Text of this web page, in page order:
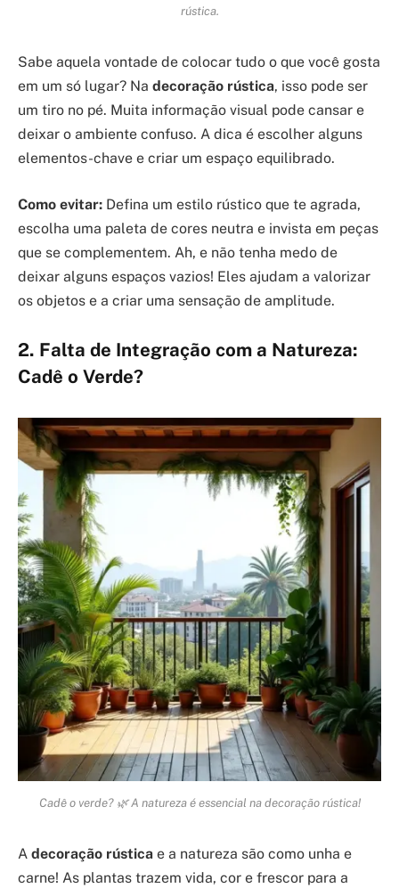
rústica.
Sabe aquela vontade de colocar tudo o que você gosta
em um só lugar? Na decoração rústica, isso pode ser
um tiro no pé. Muita informação visual pode cansar e
deixar o ambiente confuso. A dica é escolher alguns
elementos-chave e criar um espaço equilibrado.
Como evitar: Defina um estilo rústico que te agrada,
escolha uma paleta de cores neutra e invista em peças
que se complementem. Ah, e não tenha medo de
deixar alguns espaços vazios! Eles ajudam a valorizar
os objetos e a criar uma sensação de amplitude.
2. Falta de Integração com a Natureza:
Cadê o Verde?
Cadê o verde? 🌿 A natureza é essencial na decoração rústica!
A decoração rústica e a natureza são como unha e
carne! As plantas trazem vida, cor e frescor para a